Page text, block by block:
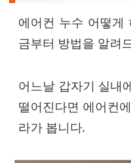
에어컨 누수 어떻게
금부터 방법을 알려
어느날 갑자기 실내
떨어진다면 에어컨
라가 봅니다.